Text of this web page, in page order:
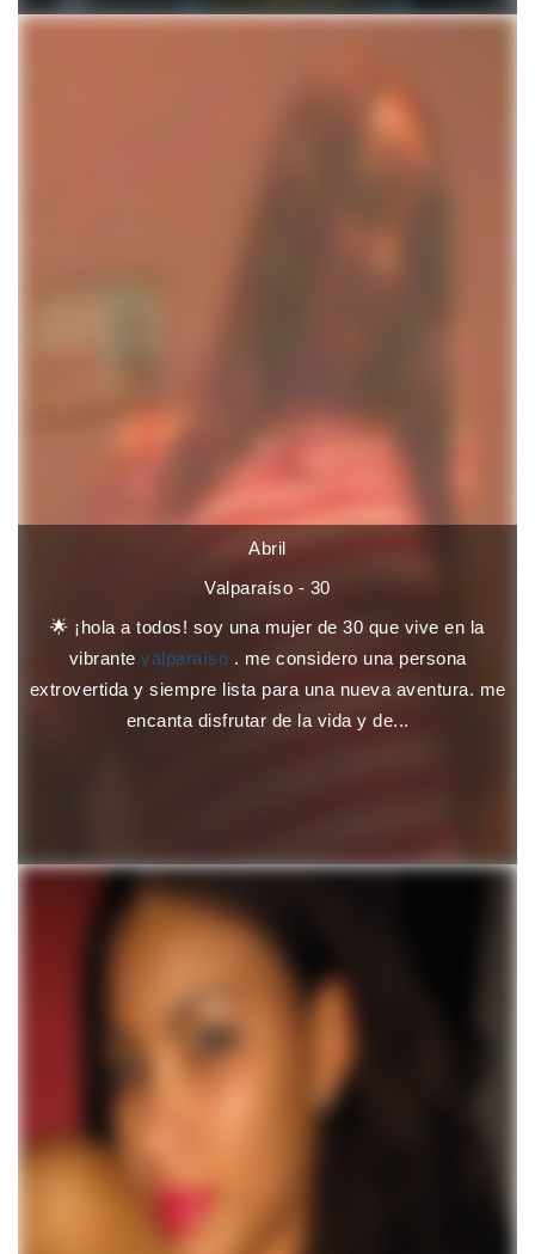
Abril
Valparaíso - 30
🌟 ¡hola a todos! soy una mujer de 30 que vive en la
vibrante valparaíso . me considero una persona
extrovertida y siempre lista para una nueva aventura. me
encanta disfrutar de la vida y de...